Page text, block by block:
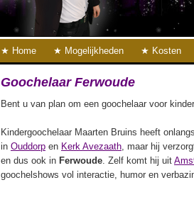
Home Mogelijkheden Kosten
Goochelaar Ferwoude
Bent u van plan om een goochelaar voor
Kindergoochelaar Maarten Bruins heeft
in Ouddorp en Kerk Avezaath, maar hij
en dus ook in Ferwoude. Zelf komt hij uit
goochelshows vol interactie, humor en